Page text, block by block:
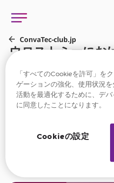
「すべてのCookieを許可」を
ゲーションの強化、使用状況
活動を最適化するために、デ
に同意したことになります。
Cookieの設定